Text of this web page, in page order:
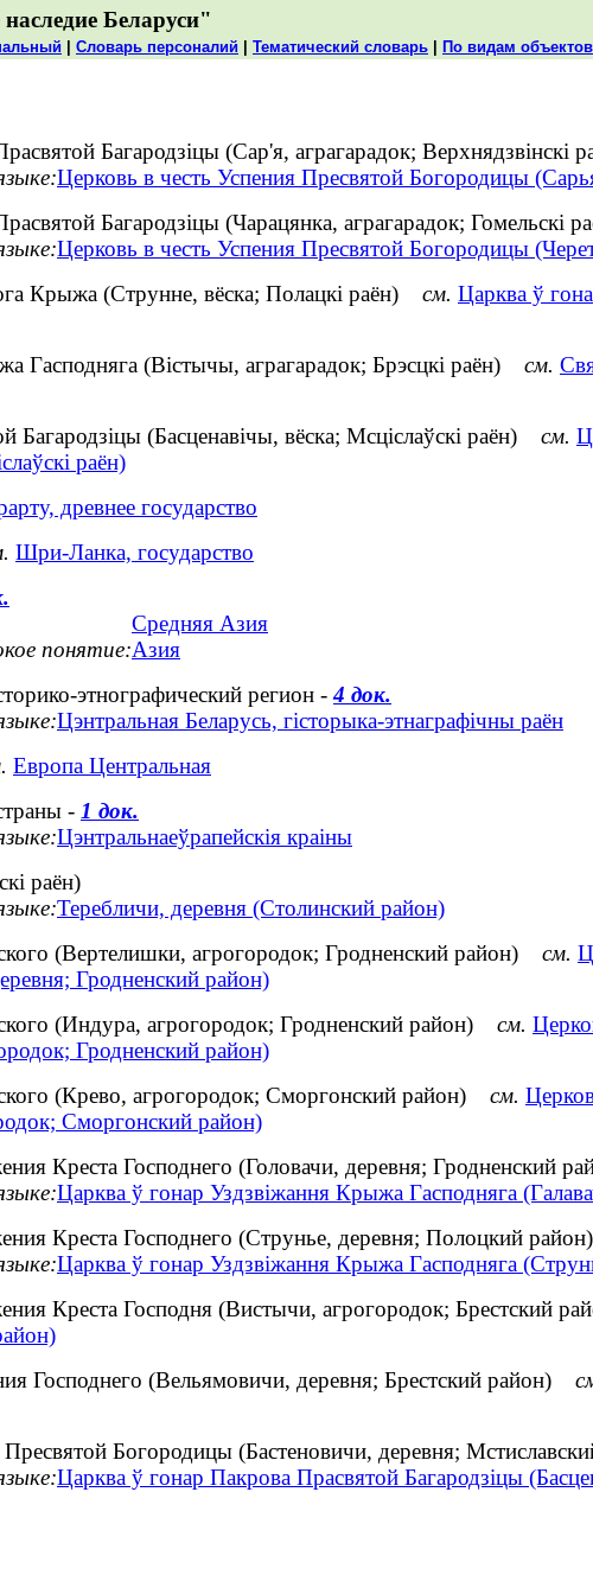
Беларуси"
Словарь персоналий Тематический словарь По видам объектов
Багародзіцы (Сар'я, аграгарадок; Верхнядзвінскі
Церковь в честь Успения Пресвятой Богородицы
Багародзіцы (Чарацянка, аграгарадок; Гомельскі
Церковь в честь Успения Пресвятой Богородицы
Крыжа (Струнне, вёска; Полацкі раён) см. Царква ў
Гасподняга (Вістычы, аграгарадок; Брэсцкі раён) см.
Багародзіцы (Басценавічы, вёска; Мсціслаўскі раён) см.
раён)
древнее государство
Шри-Ланка, государство
Средняя Азия
понятие:Азия
этнографический регион -4 док.
Цэнтральная Беларусь, гісторыка-этнаграфічны раён
Европа Центральная
- 1 док.
Цэнтральнаеўрапейскія краіны
раён)
Теребличи, деревня (Столинский район)
(Вертелишки, агрогородок; Гродненский район) см.
Гродненский район)
(Индура, агрогородок; Гродненский район) см.
Гродненский район)
(Крево, агрогородок; Сморгонский район) см.
Сморгонский район)
Креста Господнего (Головачи, деревня; Гродненский
Царква ў гонар Уздзвіжання Крыжа Гасподняга
Креста Господнего (Струнье, деревня; Полоцкий район)
Царква ў гонар Уздзвіжання Крыжа Гасподняга
Креста Господня (Вистычи, агрогородок; Брестский
Господнего (Вельямовичи, деревня; Брестский район)
Богородицы (Бастеновичи, деревня;
Царква ў гонар Пакрова Прасвятой Багародзіцы